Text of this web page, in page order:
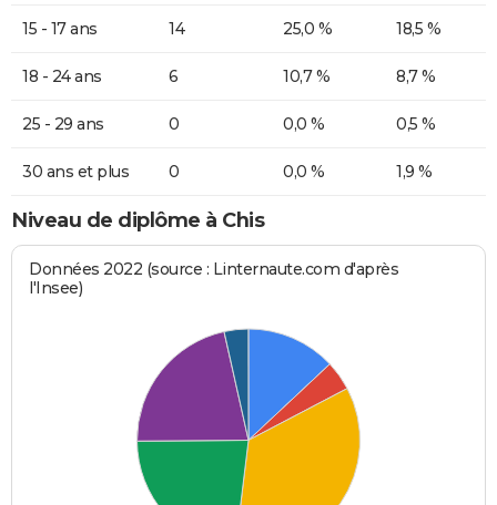
15 - 17 ans 14 25,0 % 18,5 %
18 - 24 ans 6 10,7 % 8,7 %
25 - 29 ans 0 0,0 % 0,5 %
30 ans et plus 0 0,0 % 1,9 %
Niveau de diplôme à Chis
Données 2022 (source : Linternaute.com d'après
l'Insee)